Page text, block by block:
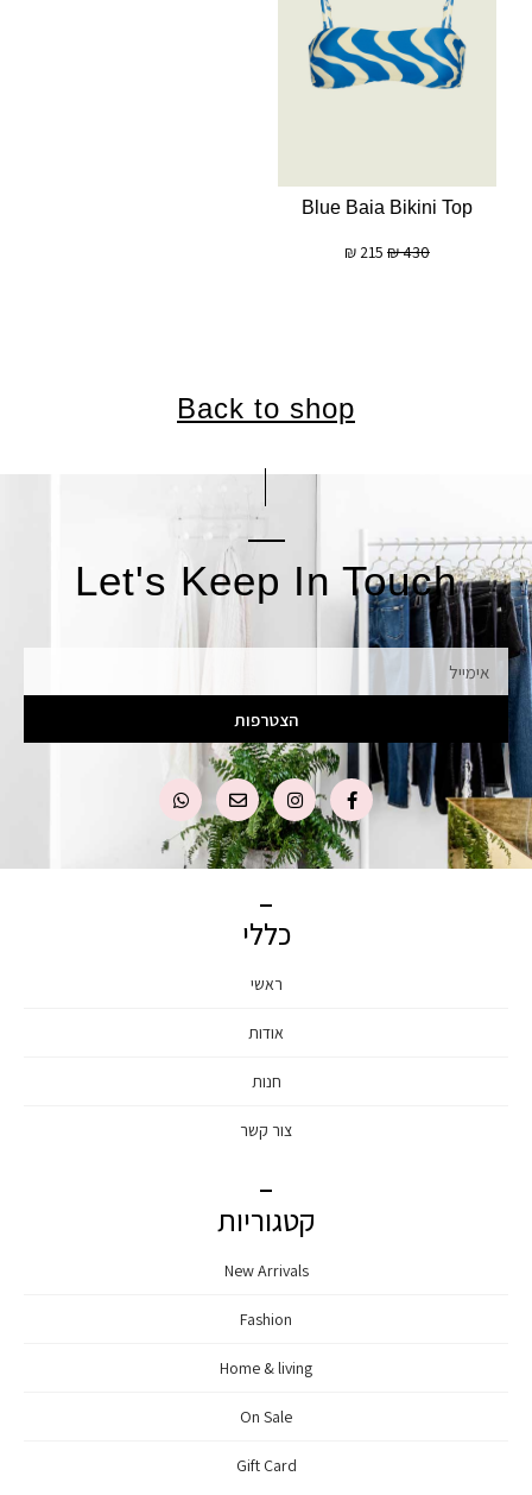
Blue Baia Bikini Top
430
₪
215
₪
Back to shop
Let's Keep In Touch
אימייל
הצטרפות
כללי
ראשי
אודות
חנות
צור קשר
קטגוריות
New Arrivals
Fashion
Home & living
On Sale
Gift Card